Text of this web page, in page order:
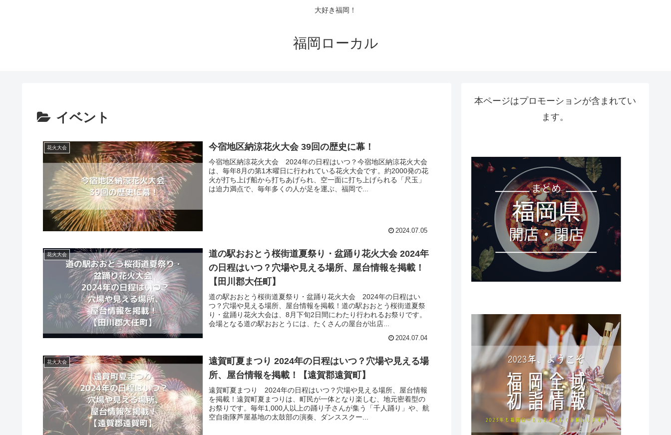
大好き福岡！
福岡ローカル
イベント
花火大会 今宿地区納涼花火大会 39回の歴史に幕！
今宿地区納涼花火大会 2024年の日程はいつ？今宿地区納涼花火大会
は、毎年8月の第1木曜日に行われている花火大会です。約2000発の花
火が打ち上げ船から打ちあげられ、空一面に打ち上げられる「尺玉」
は迫力満点で、毎年多くの人が足を運ぶ、福岡で...
2024.07.05
花火大会
道の駅おおとう桜街道夏祭り・盆踊り花火大会 2024年
の日程はいつ？穴場や見える場所、屋台情報を掲載！
【田川郡大任町】
道の駅おおとう桜街道夏祭り・盆踊り花火大会 2024年の日程はい
つ？穴場や見える場所、屋台情報を掲載！道の駅おおとう桜街道夏祭
り・盆踊り花火大会は、8月下旬2日間にわたり行われるお祭りです。
会場となる道の駅おおとうには、たくさんの屋台が出店...
2024.07.04
花火大会
遠賀町夏まつり 2024年の日程はいつ？穴場や見える場
所、屋台情報を掲載！【遠賀郡遠賀町】
遠賀町夏まつり 2024年の日程はいつ？穴場や見える場所、屋台情報
を掲載！遠賀町夏まつりは、町民が一体となり楽しむ、地元密着型の
お祭りです。毎年1,000人以上の踊り子さんが集う「千人踊り」や、航
空自衛隊芦屋基地の太鼓部の演奏、ダンススクー...
本ページはプロモーションが含まれてい
ます。